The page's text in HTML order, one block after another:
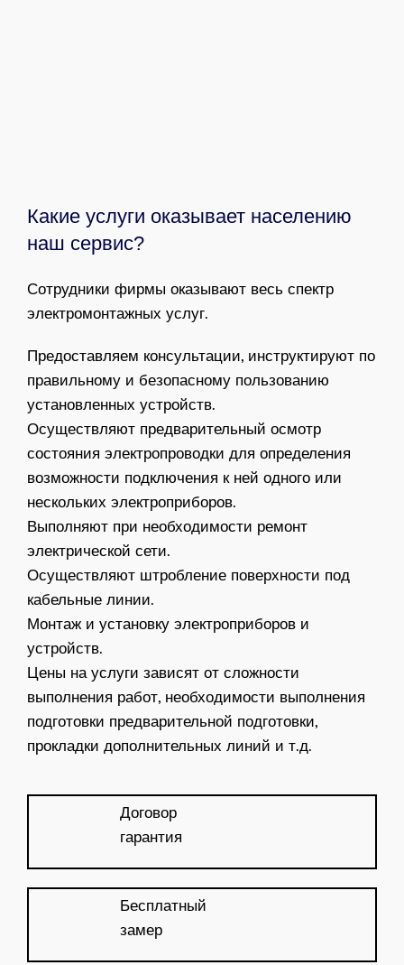
Какие услуги оказывает населению
наш сервис?
Сотрудники фирмы оказывают весь спектр
электромонтажных услуг.
Предоставляем консультации, инструктируют по
правильному и безопасному пользованию
установленных устройств.
Осуществляют предварительный осмотр
состояния электропроводки для определения
возможности подключения к ней одного или
нескольких электроприборов.
Выполняют при необходимости ремонт
электрической сети.
Осуществляют штробление поверхности под
кабельные линии.
Монтаж и установку электроприборов и
устройств.
Цены на услуги зависят от сложности
выполнения работ, необходимости выполнения
подготовки предварительной подготовки,
прокладки дополнительных линий и т.д.
Договор
гарантия
Бесплатный
замер